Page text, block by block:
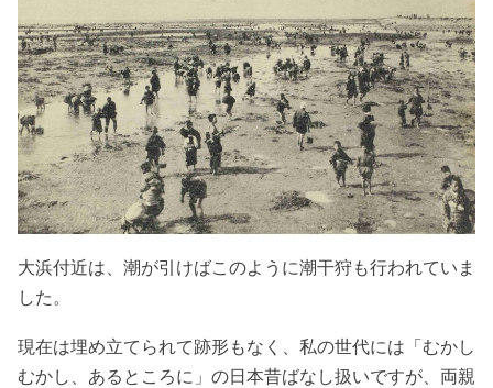
大浜付近は、潮が引けばこのように潮干狩も行われていま
した。
現在は埋め立てられて跡形もなく、私の世代には「むかし
むかし、あるところに」の日本昔ばなし扱いですが、両親